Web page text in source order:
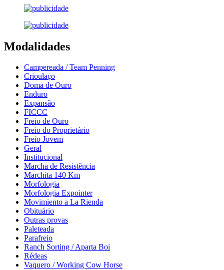
Modalidades
Campereada / Team Penning
Crioulaço
Doma de Ouro
Enduro
Expansão
FICCC
Freio de Ouro
Freio do Proprietário
Freio Jovem
Geral
Institucional
Marcha de Resistência
Marchita 140 Km
Morfologia
Morfologia Expointer
Movimiento a La Rienda
Obituário
Outras provas
Paleteada
Parafreio
Ranch Sorting / Aparta Boi
Rédeas
Vaquero / Working Cow Horse